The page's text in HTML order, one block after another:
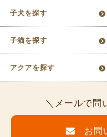
子犬を探す
子猫を探す
アクアを探す
メールで問
お問